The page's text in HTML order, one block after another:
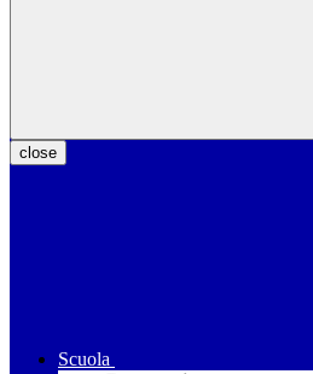
close
Scuola